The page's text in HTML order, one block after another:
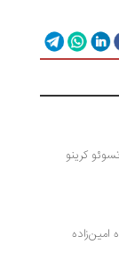
کرینو
امین‌زاده